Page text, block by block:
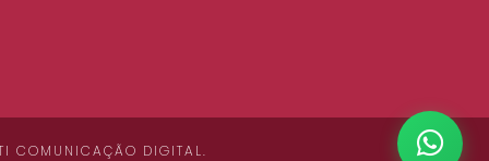
COMUNICAÇÃO DIGITAL.